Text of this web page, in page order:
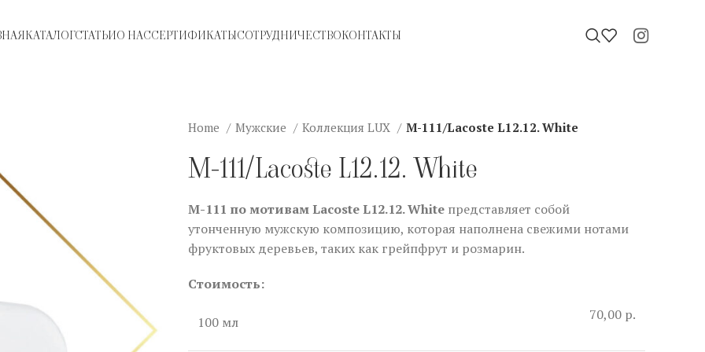
КАТАЛОГСТАТЬИО НАССЕРТИФИКАТЫСОТРУДНИЧЕСТВОКОНТАКТЫ
Home Мужские Коллекция LUX M-111/Lacoste L12.12. White
M-111/Lacoste L12.12. White
M-111 по мотивам Lacoste L12.12. White представляет собой
утонченную мужскую композицию, которая наполнена свежими нотами
фруктовых деревьев, таких как грейпфрут и розмарин.
Стоимость:
100 мл 70,00 р.